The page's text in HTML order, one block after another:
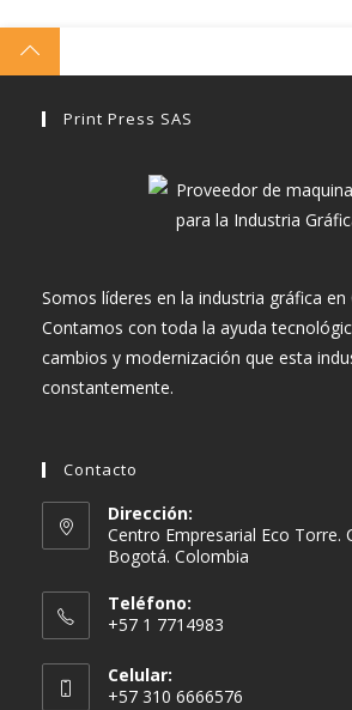
Print Press SAS
Somos líderes en la industria gráfica en
Contamos con toda la ayuda
cambios y modernización que esta
constantemente.
Contacto
Dirección:
Centro Empresarial Eco Torre.
Bogotá. Colombia
Teléfono:
+57 1 7714983
Celular:
+57 310 6666576